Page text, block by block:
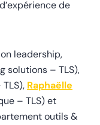
de
leadership,
solutions – TLS),
Raphaëlle
– TLS) et
outils &